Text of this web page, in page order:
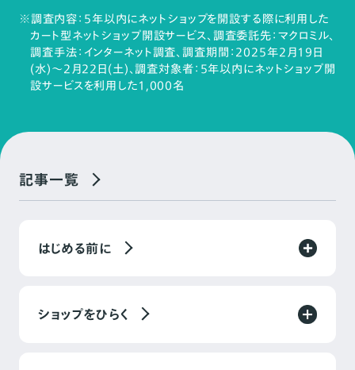
※調査内容：5年以内にネットショップを開設する際に利用した
カート型ネットショップ開設サービス、調査委託先：マクロミル、
調査手法：インターネット調査、調査期間：2025年2月19日
(水)～2月22日(土)、調査対象者：5年以内にネットショップ開
設サービスを利用した1,000名
記事一覧
はじめる前に
ショップをひらく